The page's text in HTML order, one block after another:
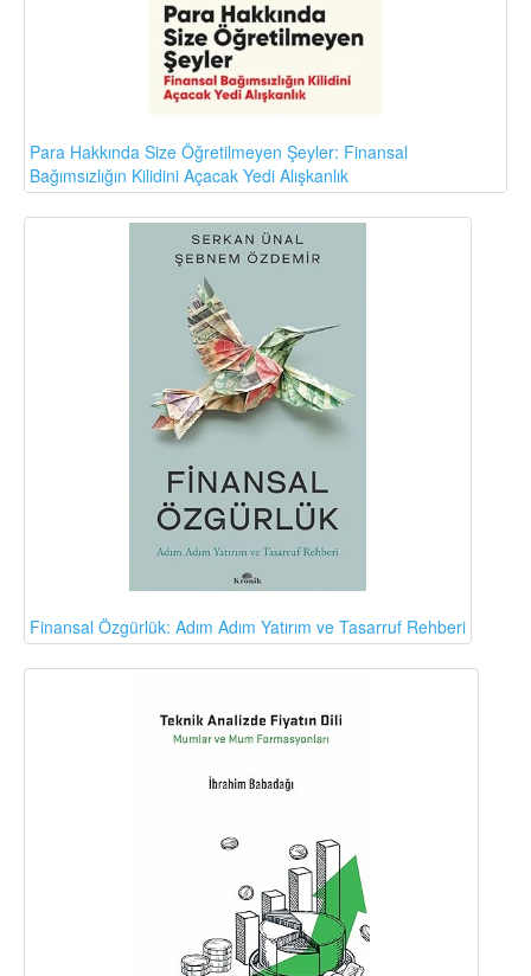
Para Hakkında Size Öğretilmeyen Şeyler: Finansal
Bağımsızlığın Kilidini Açacak Yedi Alışkanlık
Finansal Özgürlük: Adım Adım Yatırım ve Tasarruf Rehberi